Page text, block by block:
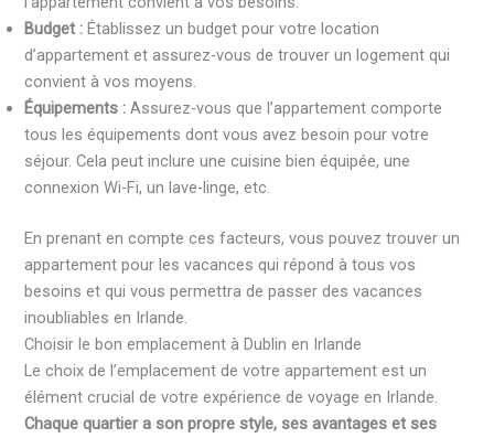
Budget : Établissez un budget pour votre location
d’appartement et assurez-vous de trouver un logement qui
convient à vos moyens.
Équipements :Assurez-vous que l’appartement comporte
tous les équipements dont vous avez besoin pour votre
séjour. Cela peut inclure une cuisine bien équipée, une
connexion Wi-Fi, un lave-linge, etc.
En prenant en compte ces facteurs, vous pouvez trouver un
appartement pour les vacances qui répond à tous vos
besoins et qui vous permettra de passer des vacances
inoubliables en Irlande.
Choisir le bon emplacement à Dublin en Irlande
Le choix de l’emplacement de votre appartement est un
élément crucial de votre expérience de voyage en Irlande.
Chaque quartier a son propre style, ses avantages et ses